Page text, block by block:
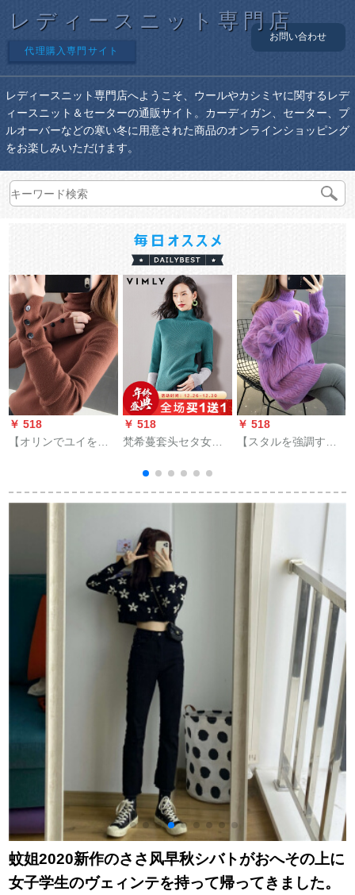
レディースニット専門店
代理購入専門サイト
お問い合わせ
レディースニット専門店へようこそ、ウールやカシミヤに関するレデ
ィースニット＆セーターの通販サイト。カーディガン、セーター、プ
ルオーバーなどの寒い冬に用意された商品のオンラインショッピング
をお楽しみいただけます。
￥ 518
【オリンでユイを送
フラットネネの女性
￥ 518
梵希蔓套头セタ女秋
ト见せ痩せる韩国フ
ァンシート-ルネルジ
￥ 518
【スタルを強調す
れる品物ゆるの外着
付けのものぐすを厚
くしためななニコセ
トの中でローリング
リングリングリング
リングリングリング
リングXM 817パンフ
レイゼル【おめ80-
蚊姐2020新作のささ风早秋シバトがおへその上に
女子学生のヴェィンテを持って帰ってきました。